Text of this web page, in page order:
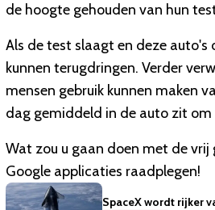
de hoogte gehouden van hun
Als de test slaagt en deze
kunnen terugdringen. Verder
mensen gebruik kunnen maken
dag gemiddeld in de auto zit om
Wat zou u gaan doen met de
Google applicaties raadplegen!
SpaceX wordt rijker